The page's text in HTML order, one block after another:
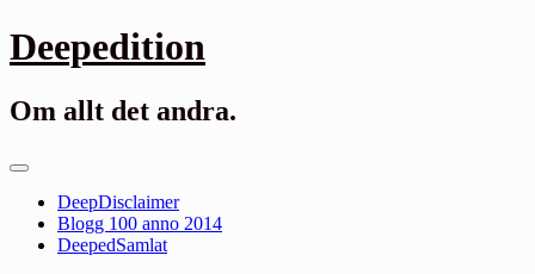
Gå
till
Deepedition
Om allt det andra.
Primär
DeepDisclaimer
Blogg 100 anno 2014
DeepedSamlat